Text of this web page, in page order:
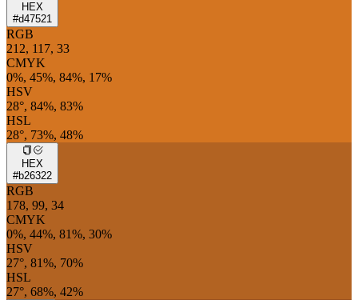
HEX
#d47521
RGB
212, 117, 33
CMYK
0%, 45%, 84%, 17%
HSV
28°, 84%, 83%
HSL
28°, 73%, 48%
HEX
#b26322
RGB
178, 99, 34
CMYK
0%, 44%, 81%, 30%
HSV
27°, 81%, 70%
HSL
27°, 68%, 42%